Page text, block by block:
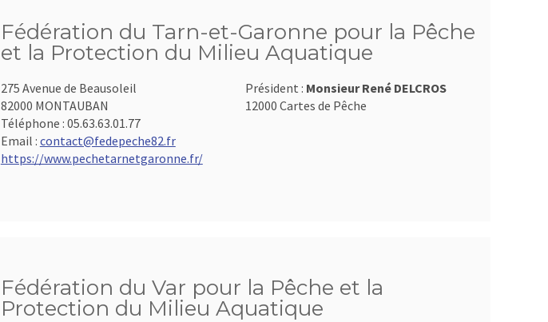
Fédération du Tarn-et-Garonne pour la Pêche
et la Protection du Milieu Aquatique
275 Avenue de Beausoleil
82000 MONTAUBAN
Téléphone : 05.63.63.01.77
Email : contact@fedepeche82.fr
https://www.pechetarnetgaronne.fr/
Président : Monsieur René DELCROS
12000 Cartes de Pêche
Fédération du Var pour la Pêche et la
Protection du Milieu Aquatique